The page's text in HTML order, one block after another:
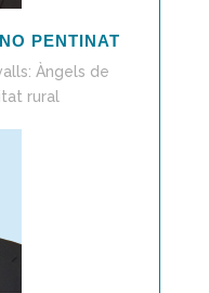
PENTINAT
Àngels de
rural